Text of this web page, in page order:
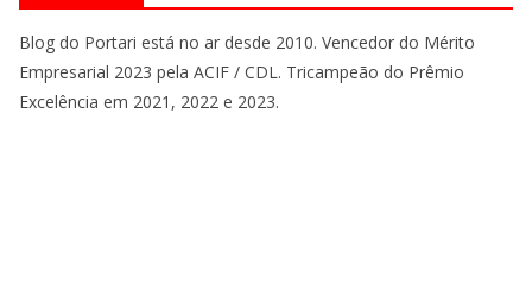
Blog do Portari está no ar desde 2010. Vencedor do Mérito
Empresarial 2023 pela ACIF / CDL. Tricampeão do Prêmio
Excelência em 2021, 2022 e 2023.